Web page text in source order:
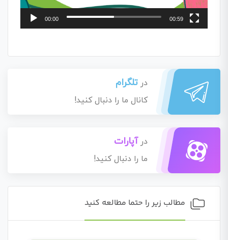
00:00 00:59
در تلگرام
کانال ما را دنبال کنید!
درآپارات
ما را دنبال کنید!
مطالب زیر را حتما مطالعه کنید